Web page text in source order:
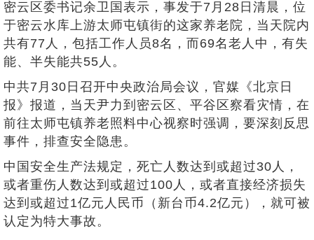
密云区委书记余卫国表示，事发于7月28日清晨，位
于密云水库上游太师屯镇街的这家养老院，当天院内
共有77人，包括工作人员8名，而69名老人中，有失
能、半失能共55人。
中共7月30日召开中央政治局会议，官媒《北京日
报》报道，当天尹力到密云区、平谷区察看灾情，在
前往太师屯镇养老照料中心视察时强调，要深刻反思
事件，排查安全隐患。
中国安全生产法规定，死亡人数达到或超过30人，
或者重伤人数达到或超过100人，或者直接经济损失
达到或超过1亿元人民币（新台币4.2亿元），就可被
认定为特大事故。